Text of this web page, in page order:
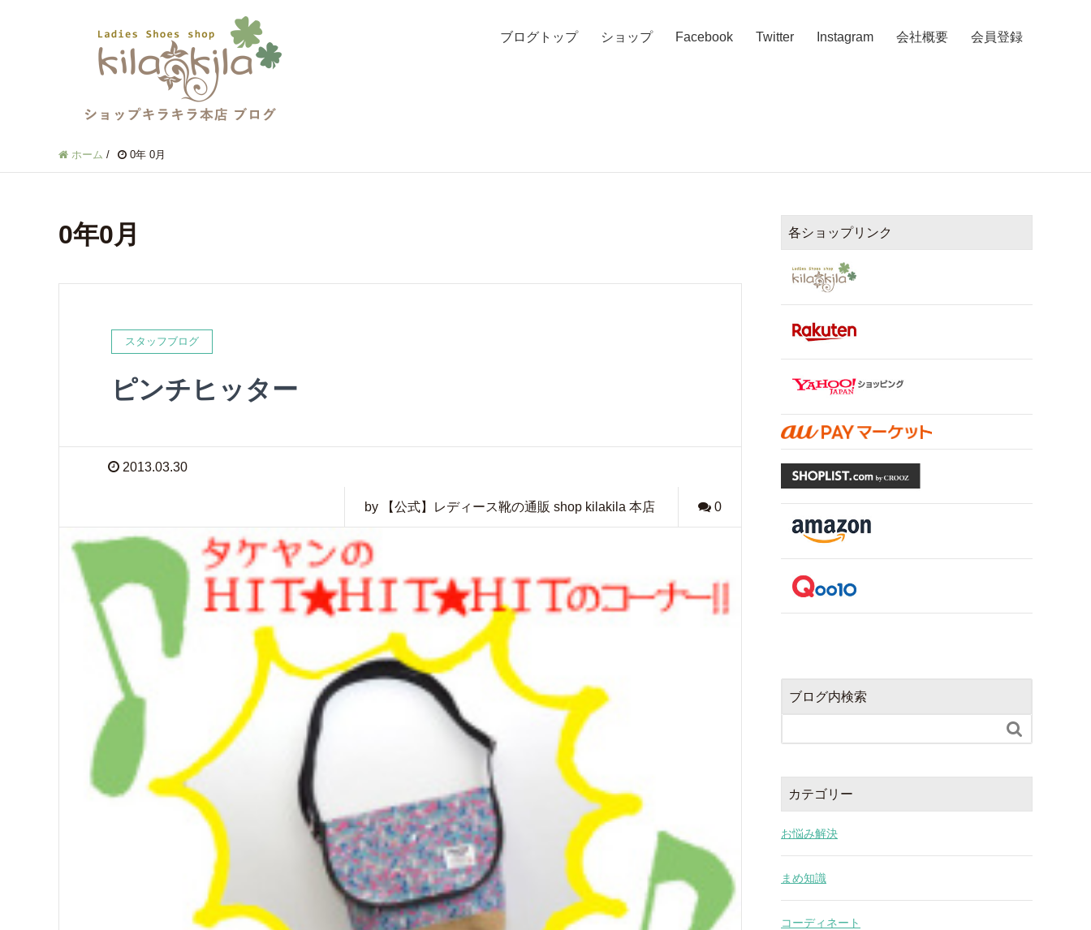
ブログトップ ショップ Facebook Twitter Instagram 会社概要 会員登録
ホーム / 0年 0月
0年0月
スタッフブログ
ピンチヒッター
2013.03.30
by 【公式】レディース靴の通販 shop kilakila 本店 0
各ショップリンク
ブログ内検索

カテゴリー
お悩み解決
まめ知識
コーディネート